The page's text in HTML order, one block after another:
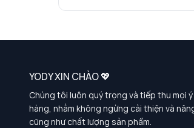
YODY XIN CHÀO 💖
Chúng tôi luôn quý trọng và tiếp thu mọi
hàng, nhằm không ngừng cải thiện và
cũng như chất lượng sản phẩm.